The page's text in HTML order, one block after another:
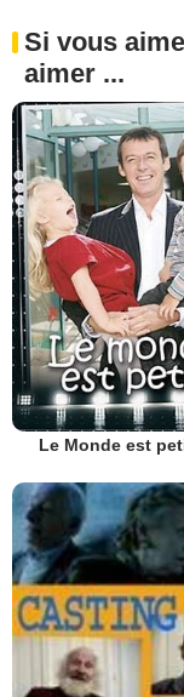
Si vous
aimer ...
Le Monde est